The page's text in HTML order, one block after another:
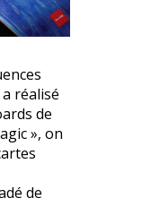
a réalisé
de
», on
de